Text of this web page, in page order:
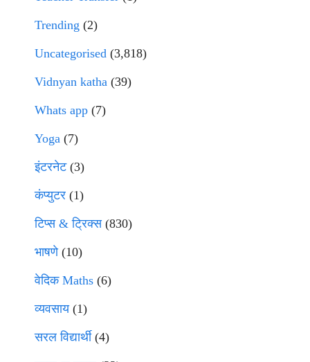
Trending (2)
Uncategorised (3,818)
Vidnyan katha (39)
Whats app (7)
Yoga (7)
इंटरनेट(3)
कंप्युटर (1)
टिप्स & ट्रिक्स(830)
भाषणे(10)
वेदिक Maths (6)
व्यवसाय(1)
सरल विद्यार्थी(4)